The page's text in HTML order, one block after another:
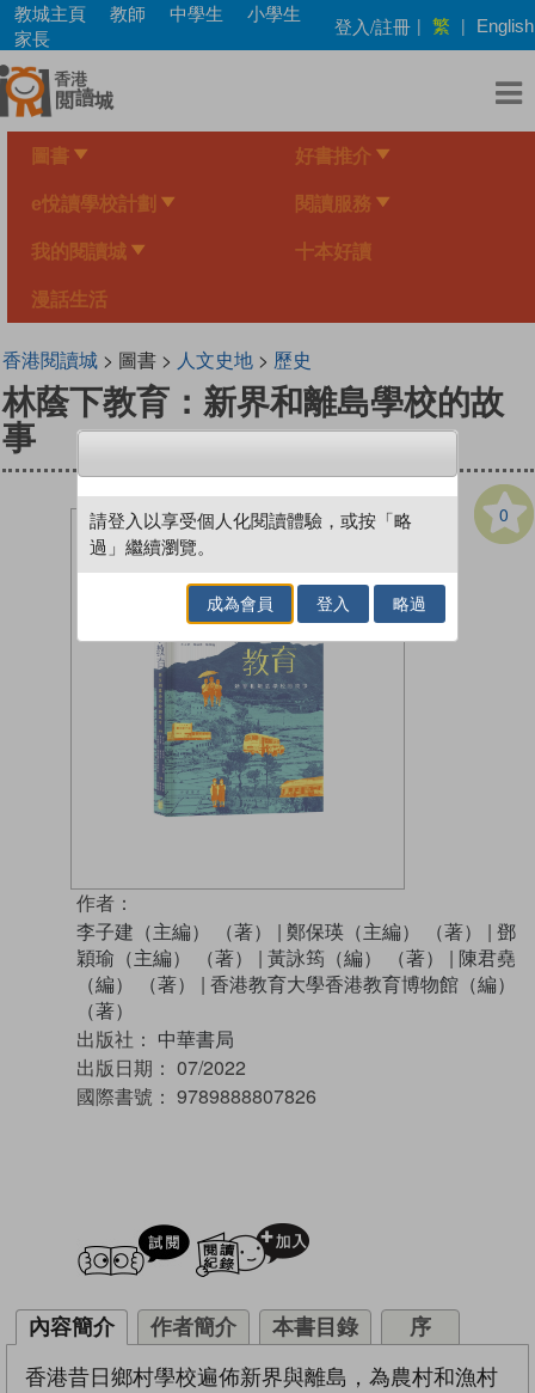
Skip
main
content
教城主頁 教師 中學生
小學生
家長
登入/註冊 | 繁 | English
圖書 好書推介
e悅讀學校計劃 閱讀服務
我的閱讀城 十本好讀
漫話生活
香港閱讀城> 圖書 > 人文史地> 歷史
林蔭下教育：新界和離島學校的故
事
0
作者：
李子建（主編） （著）
| 鄭保瑛（主編） （著） | 鄧
穎瑜（主編） （著）
| 黃詠筠（編） （著） | 陳君堯
（編） （著）
| 香港教育大學香港教育博物館（編）
（著）
出版社： 中華書局
出版日期： 07/2022
國際書號： 9789888807826
試閲
內容簡介 作者簡介 本書目錄 序
香港昔日鄉村學校遍佈新界與離島，為農村和漁村
請登入以享受個人化閱讀體驗，或按「略
過」繼續瀏覽。
成為會員 登入 略過